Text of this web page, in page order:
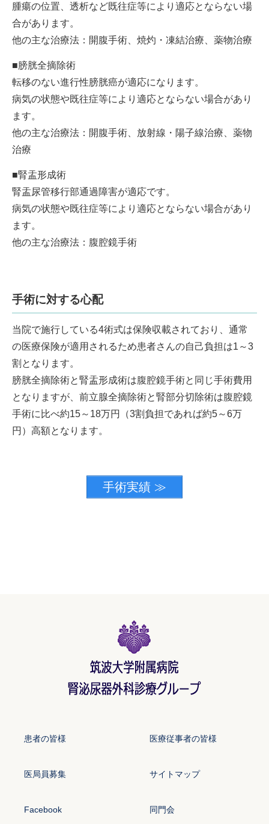
腫瘍の位置、透析など既往症等により適応とならない場
合があります。
他の主な治療法：開腹手術、焼灼・凍結治療、薬物治療
■膀胱全摘除術
転移のない進行性膀胱癌が適応になります。
病気の状態や既往症等により適応とならない場合があり
ます。
他の主な治療法：開腹手術、放射線・陽子線治療、薬物
治療
■腎盂形成術
腎盂尿管移行部通過障害が適応です。
病気の状態や既往症等により適応とならない場合があり
ます。
他の主な治療法：腹腔鏡手術
手術に対する心配
当院で施行している4術式は保険収載されており、通常
の医療保険が適用されるため患者さんの自己負担は1～3
割となります。
膀胱全摘除術と腎盂形成術は腹腔鏡手術と同じ手術費用
となりますが、前立腺全摘除術と腎部分切除術は腹腔鏡
手術に比べ約15～18万円（3割負担であれば約5～6万
円）高額となります。
手術実績 ≫
患者の皆様 医療従事者の皆様
医局員募集 サイトマップ
Facebook 同門会